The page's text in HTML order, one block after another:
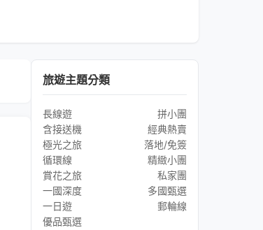
旅遊主題分類
長線遊
拼小團
含接送機
經典熱賣
極光之旅
落地/免簽
循環線
精緻小團
賞花之旅
私家團
一國深度
多國甄選
一日遊
郵輪線
優品甄選